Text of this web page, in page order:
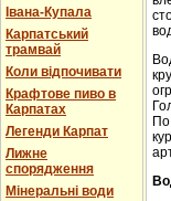
Івана-Купала
Карпатський
трамвай
Коли відпочивати
Крафтове пиво в
Карпатах
Легенди Карпат
Лижне
спорядження
Мінеральні води